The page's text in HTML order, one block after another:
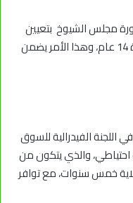
مجلس الشيوخ بتعيين
سبعة أعضاء في مجلس المحافظين لمدة 14 عام، وهذا الأمر يضمن
في اللجنة الفيدرالية للسوق
والذي يتكون من
خمس سنوات، مع توافر